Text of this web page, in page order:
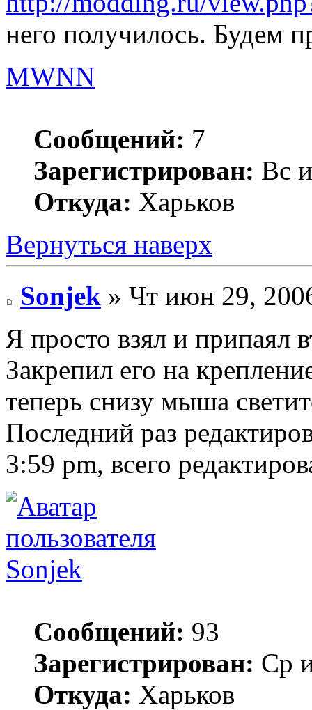
него получилось. Будем
MWNN
Сообщений: 7
Зарегистрирован: Вс
Откуда: Харьков
Вернуться наверх
Sonjek » Чт июн 29,
Я просто взял и припаял
Закрепил его на
теперь снизу мыша
Последний раз
3:59 pm, всего
Sonjek
Сообщений: 93
Зарегистрирован: Ср
Откуда: Харьков